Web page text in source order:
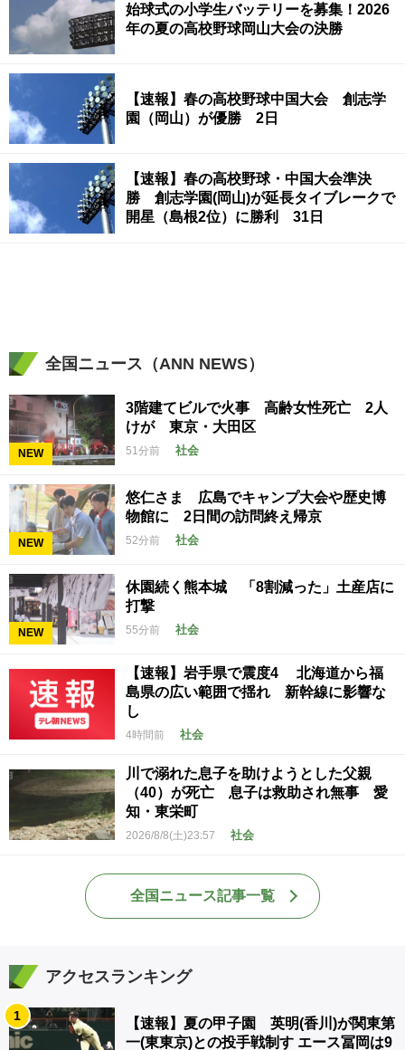
始球式の小学生バッテリーを募集！2026
年の夏の高校野球岡山大会の決勝
【速報】春の高校野球中国大会 創志学
園（岡山）が優勝 2日
【速報】春の高校野球・中国大会準決
勝 創志学園(岡山)が延長タイブレークで
開星（島根2位）に勝利 31日
全国ニュース（ANN NEWS）
NEW
3階建てビルで火事 高齢女性死亡 2人
けが 東京・大田区
51分前 社会
NEW
悠仁さま 広島でキャンプ大会や歴史博
物館に 2日間の訪問終え帰京
52分前 社会
NEW
休園続く熊本城 「8割減った」土産店に
打撃
55分前 社会
【速報】岩手県で震度4 北海道から福
島県の広い範囲で揺れ 新幹線に影響な
し
4時間前 社会
川で溺れた息子を助けようとした父親
（40）が死亡 息子は救助され無事 愛
知・東栄町
2026/8/8(土)23:57 社会
全国ニュース記事一覧
アクセスランキング
1
【速報】夏の甲子園 英明(香川)が関東第
一(東東京)との投手戦制す エース冨岡は9